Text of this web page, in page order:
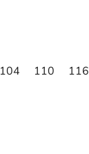
104 110 116